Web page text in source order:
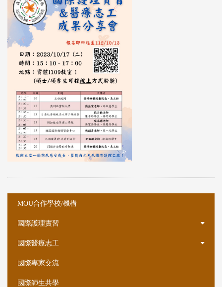
MOU合作學校/機構
國際護理實習
國際醫療志工
國際專家交流
國際師生共學